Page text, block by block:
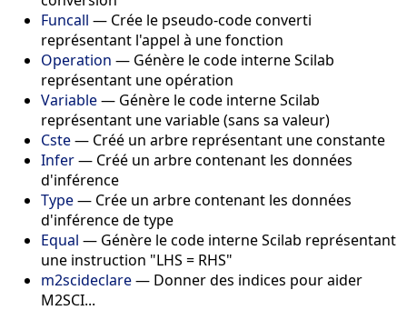
Funcall — Crée le pseudo-code converti
représentant l'appel à une fonction
Operation — Génère le code interne Scilab
représentant une opération
Variable— Génère le code interne Scilab
représentant une variable (sans sa valeur)
Cste— Créé un arbre représentant une constante
Infer— Créé un arbre contenant les données
d'inférence
Type— Crée un arbre contenant les données
d'inférence de type
Equal — Génère le code interne Scilab représentant
une instruction "LHS = RHS"
m2scideclare— Donner des indices pour aider
M2SCI...